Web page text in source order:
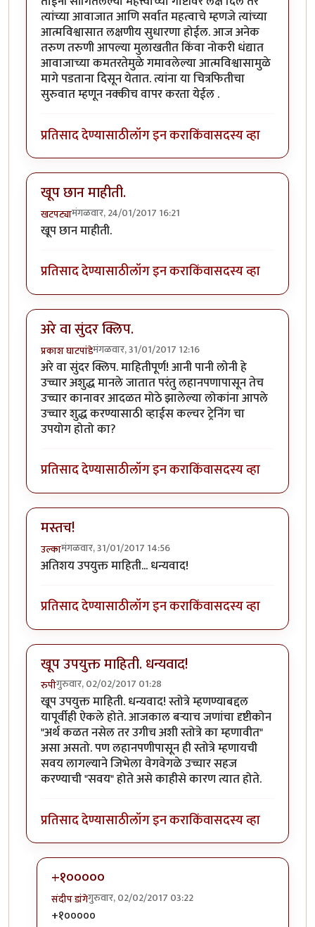
त्यांच्या आवाजात आणि सर्वात महत्वाचे म्हणजे त्यांच्या
आत्मविश्वासात लक्षणीय सुधारणा होईल. आज अनेक
तरुण तरुणी आपल्या मुलाखतीत किंवा नोकरी धंद्यात
आवाजाच्या कमतरतेमुळे गमावलेल्या आत्मविश्वासामुळे
मागे पडताना दिसून येतात. त्यांना या चित्रफितीचा
सुरुवात म्हणून नक्कीच वापर करता येईल .
प्रतिसाद देण्यासाठीलॉग इन कराकिंवासदस्य व्हा
खूप छान माहीती.
खटपट्यामंगळवार, 24/01/2017 16:21
खूप छान माहीती.
प्रतिसाद देण्यासाठीलॉग इन कराकिंवासदस्य व्हा
अरे वा सुंदर क्लिप.
प्रकाश घाटपांडेमंगळवार, 31/01/2017 12:16
अरे वा सुंदर क्लिप. माहितीपूर्ण! आनी पानी लोनी हे
उच्चार अशुद्ध मानले जातात परंतु लहानपणापासून तेच
उच्चार कानावर आदळत मोठे झालेल्या लोकांना आपले
उच्चार शुद्ध करण्यासाठी व्हाईस कल्चर ट्रेनिंग चा
उपयोग होतो का?
प्रतिसाद देण्यासाठीलॉग इन कराकिंवासदस्य व्हा
मस्तच!
उल्कामंगळवार, 31/01/2017 14:56
अतिशय उपयुक्त माहिती... धन्यवाद!
प्रतिसाद देण्यासाठीलॉग इन कराकिंवासदस्य व्हा
खूप उपयुक्त माहिती. धन्यवाद!
रुपीगुरुवार, 02/02/2017 01:28
खूप उपयुक्त माहिती. धन्यवाद! स्तोत्रे म्हणण्याबद्दल
यापूर्वीही ऐकले होते. आजकाल बर्‍याच जणांचा दृष्टीकोन
"अर्थ कळत नसेल तर उगीच अशी स्तोत्रे का म्हणावीत"
असा असतो. पण लहानपणीपासून ही स्तोत्रे म्हणायची
सवय लागल्याने जिभेला वेगवेगळे उच्चार सहज
करण्याची "सवय" होते असे काहीसे कारण त्यात होते.
प्रतिसाद देण्यासाठीलॉग इन कराकिंवासदस्य व्हा
+१०००००
संदीप डांगेगुरुवार, 02/02/2017 03:22
In reply to
+१०००००